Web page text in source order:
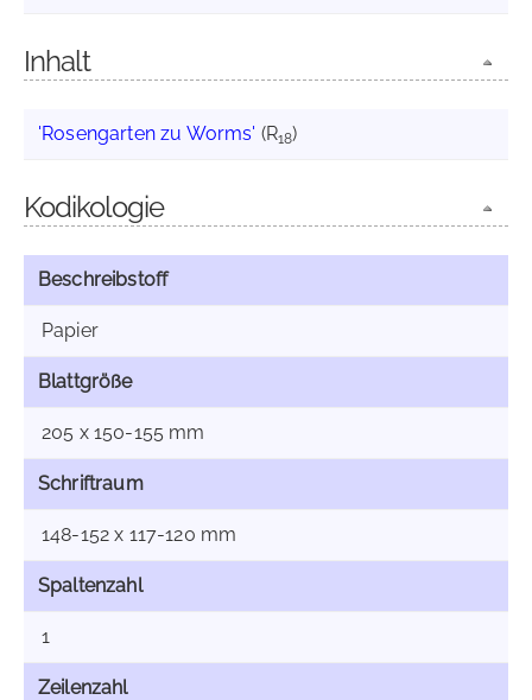
Inhalt
'Rosengarten zu Worms' (R18)
Kodikologie
Beschreibstoff
Papier
Blattgröße
205 x 150-155 mm
Schriftraum
148-152 x 117-120 mm
Spaltenzahl
1
Zeilenzahl